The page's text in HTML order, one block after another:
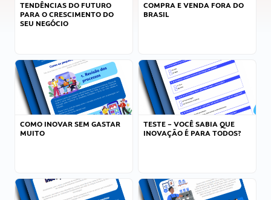
TENDÊNCIAS DO FUTURO
PARA O CRESCIMENTO DO
SEU NEGÓCIO
COMPRA E VENDA FORA DO
BRASIL
COMO INOVAR SEM GASTAR
MUITO
TESTE – VOCÊ SABIA QUE
INOVAÇÃO É PARA TODOS?